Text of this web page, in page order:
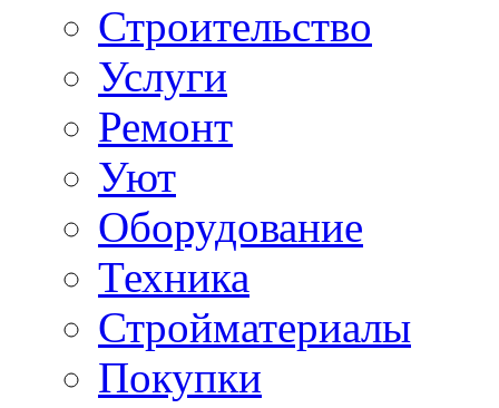
Строительство
Услуги
Ремонт
Уют
Оборудование
Техника
Стройматериалы
Покупки